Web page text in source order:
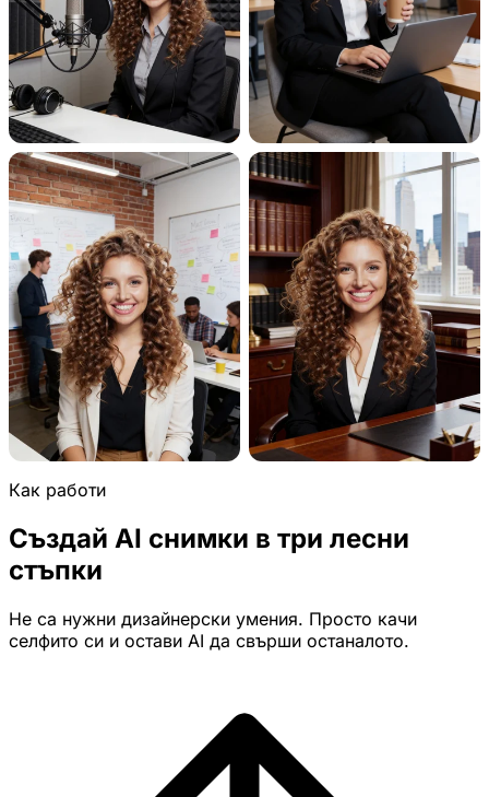
Как работи
Създай AI снимки в три лесни
стъпки
Не са нужни дизайнерски умения. Просто качи
селфито си и остави AI да свърши останалото.